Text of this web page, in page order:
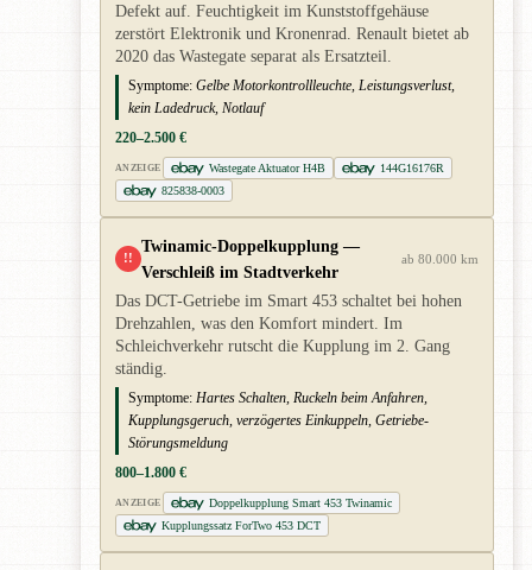
Defekt auf. Feuchtigkeit im Kunststoffgehäuse
zerstört Elektronik und Kronenrad. Renault bietet ab
2020 das Wastegate separat als Ersatzteil.
Symptome: Gelbe Motorkontrollleuchte, Leistungsverlust,
kein Ladedruck, Notlauf
220–2.500 €
ANZEIGE Wastegate Aktuator H4B
144G16176R
825838-0003
!!
Twinamic-Doppelkupplung —
Verschleiß im Stadtverkehr
ab 80.000 km
Das DCT-Getriebe im Smart 453 schaltet bei hohen
Drehzahlen, was den Komfort mindert. Im
Schleichverkehr rutscht die Kupplung im 2. Gang
ständig.
Symptome: Hartes Schalten, Ruckeln beim Anfahren,
Kupplungsgeruch, verzögertes Einkuppeln, Getriebe-
Störungsmeldung
800–1.800 €
ANZEIGE
Doppelkupplung Smart 453 Twinamic
Kupplungssatz ForTwo 453 DCT